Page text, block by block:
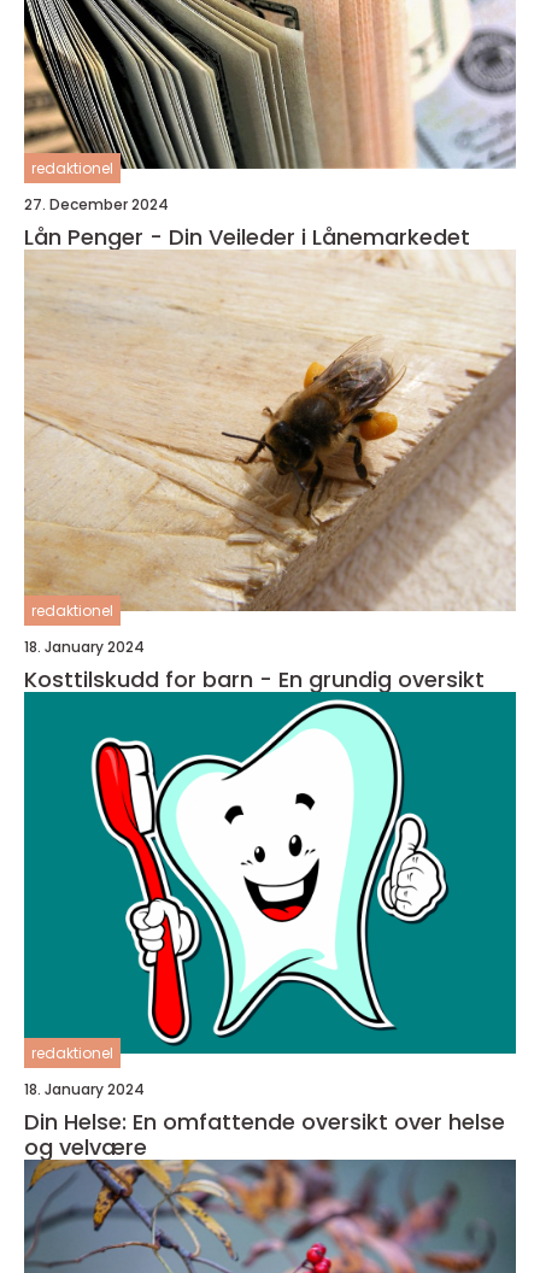
redaktionel
27. December 2024
Lån Penger - Din Veileder i Lånemarkedet
redaktionel
18. January 2024
Kosttilskudd for barn - En grundig oversikt
redaktionel
18. January 2024
Din Helse: En omfattende oversikt over helse
og velvære